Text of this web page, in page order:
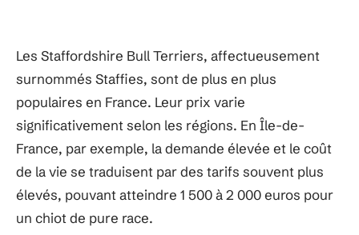
Les Staffordshire Bull Terriers, affectueusement
surnommés Staffies, sont de plus en plus
populaires en France. Leur prix varie
significativement selon les régions. En Île-de-
France, par exemple, la demande élevée et le coût
de la vie se traduisent par des tarifs souvent plus
élevés, pouvant atteindre 1 500 à 2 000 euros pour
un chiot de pure race.